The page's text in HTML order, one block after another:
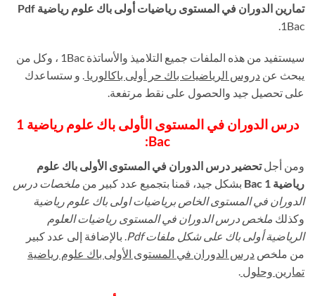
تمارين الدوران في المستوى رياضيات أولى باك علوم رياضية Pdf
1Bac.
سيستفيد من هذه الملفات جميع التلاميذ والأساتذة 1Bac ، وكل من
يبحث عن دروس الرياضيات باك حر أولى باكالوريا . و ستساعدك
على تحصيل جيد والحصول على نقط مرتفعة.
درس الدوران في المستوى الأولى باك علوم رياضية 1
Bac
:
ومن أجلتحضير درس الدوران في المستوى الأولى باك علوم
رياضية 1 Bac
بشكل جيد، قمنا بتجميع عدد كبير من ملخصات درس
الدوران في المستوى الخاص برياضيات اولى باك علوم رياضية
وكذلك ملخص درس الدوران في المستوى رياضيات العلوم
الرياضية أولى باك على شكل ملفات Pdf
. بالإضافة إلى عدد كبير
من ملخص درس الدوران في المستوى الأولى باك علوم رياضية
تمارين وحلول